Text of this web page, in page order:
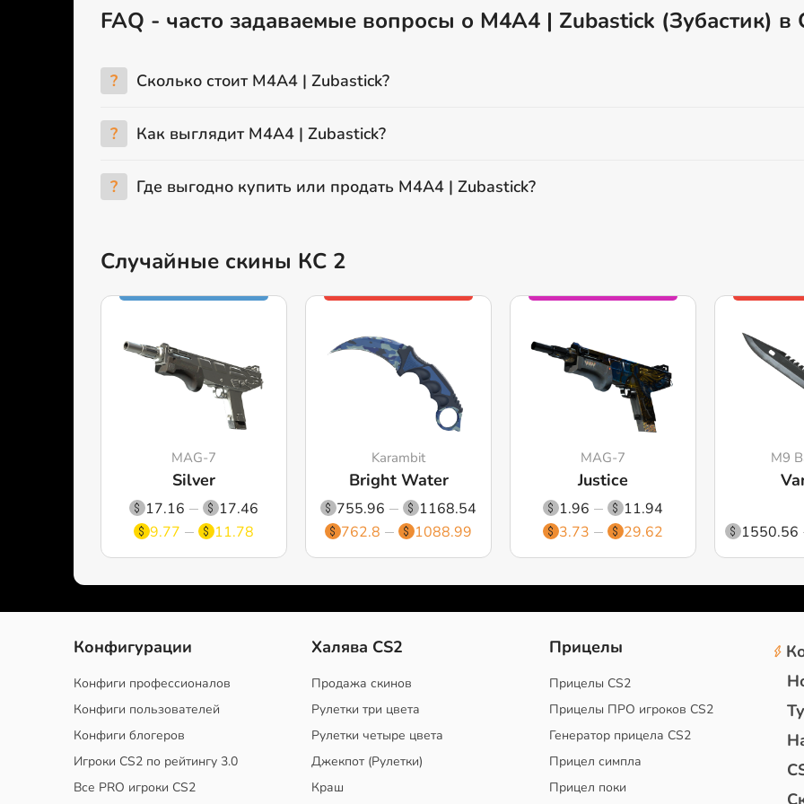
FAQ - часто задаваемые вопросы о M4A4 | Zubastick (Зубастик) в
? Сколько стоит M4A4 | Zubastick?
? Как выглядит M4A4 | Zubastick?
? Где выгодно купить или продать M4A4 | Zubastick?
Случайные скины КС 2
MAG-7
Silver
17.16
17.46
9.77
11.78
Karambit
Bright Water
755.96
1168.54
762.8
1088.99
MAG-7
Justice
1.96
11.94
3.73
29.62
M9
1550.56
Конфигурации
Конфиги профессионалов
Конфиги пользователей
Конфиги блогеров
Игроки CS2 по рейтингу 3.0
Все PRO игроки CS2
Халява CS2
Продажа скинов
Рулетки три цвета
Рулетки четыре цвета
Джекпот (Рулетки)
Краш
Прицелы
Прицелы CS2
Прицелы ПРО игроков CS2
Генератор прицела CS2
Прицел симпла
Прицел поки